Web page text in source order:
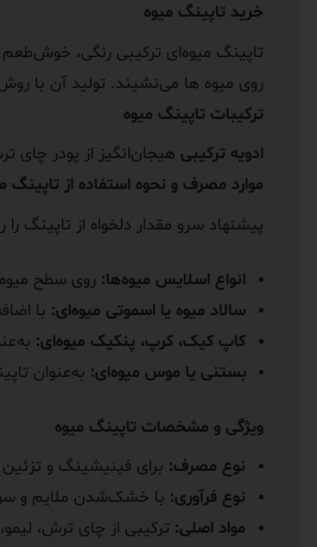
خرید تاپینگ میوه
تاپینگ میوه‌ای ترکیبی رنگی، خوش‌طعم
روی میوه ها می‌نشیند. تولید آن با
ترکیبات تاپینگ میوه
ادویه ترکیبی هیجان‌انگیز از پودر
موارد مصرف و نحوه استفاده از تاپینگ
پیشنهاد سرو مقدار دلخواه از تاپینگ
انواع اسلایس میوه‌ها: روی سطح
سالاد میوه یا اسموتی میوه‌ای: با
کاپ کیک، کرپ، پنکیک میوه‌ای:
بستنی یا موس میوه‌ای: به‌عنوان
ویژگی و مشخصات تاپینگ میوه
نوع مصرف: برای فینیشینگ و
نوع فرآوری: با خشک‌شدن ملایم و
مواد اصلی: ترکیبی از چای ترش،